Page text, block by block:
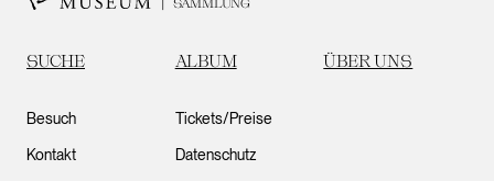
SAMMLUNG
SUCHE ALBUM ÜBER UNS
Besuch
Kontakt
Tickets/Preise
Datenschutz